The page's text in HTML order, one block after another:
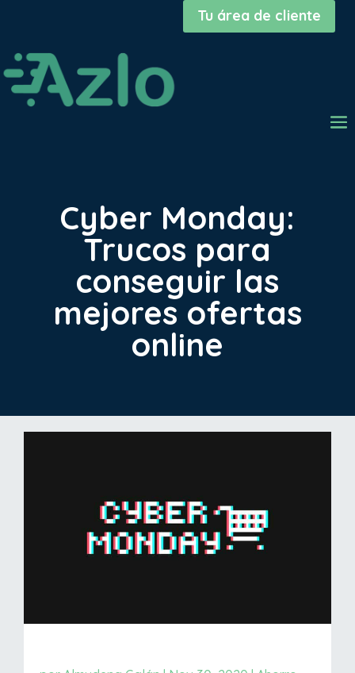
Tu área de cliente
Cyber Monday:
Trucos para
conseguir las
mejores ofertas
online